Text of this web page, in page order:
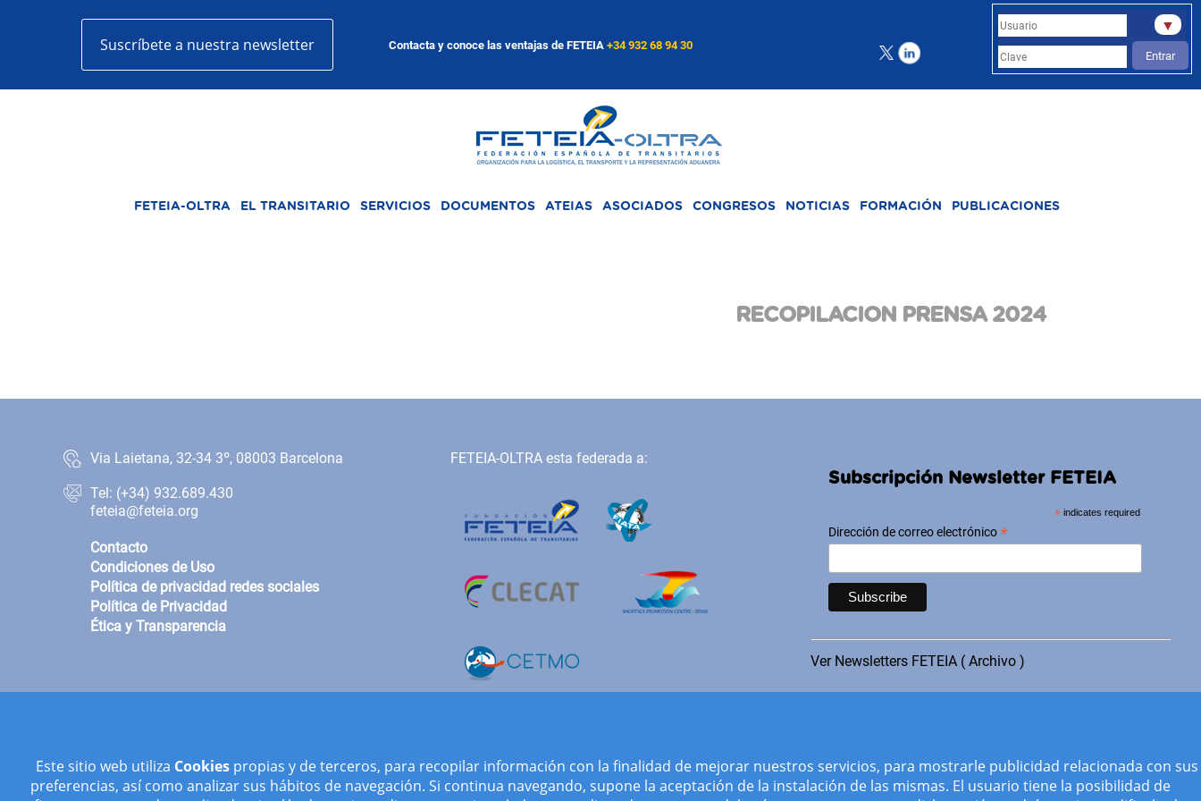
Suscríbete a nuestra newsletter Contacta y conoce las ventajas de FETEIA +34 932 68 94 30
▼
Entrar
FETEIA-OLTRA EL TRANSITARIO SERVICIOS DOCUMENTOS ATEIAS ASOCIADOS CONGRESOS NOTICIAS FORMACIÓN PUBLICACIONES
RECOPILACION PRENSA 2024
Via Laietana, 32-34 3º, 08003 Barcelona
Tel: (+34) 932.689.430
feteia@feteia.org
Contacto
Condiciones de Uso
Política de privacidad redes sociales
Política de Privacidad
Ética y Transparencia
FETEIA-OLTRA esta federada a:
Subscripción Newsletter FETEIA
*indicates required
Dirección de correo electrónico*
Ver Newsletters FETEIA ( Archivo )
Este sitio web utiliza Cookies propias y de terceros, para recopilar información con la finalidad de mejorar nuestros servicios, para mostrarle publicidad relacionada con sus
preferencias, así como analizar sus hábitos de navegación. Si continua navegando, supone la aceptación de la instalación de las mismas. El usuario tiene la posibilidad de